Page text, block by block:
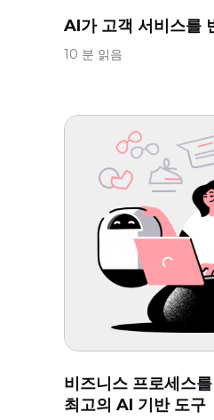
AI가 고객 서비스를
10 분 읽음
비즈니스 프로세스
최고의 AI 기반 도구